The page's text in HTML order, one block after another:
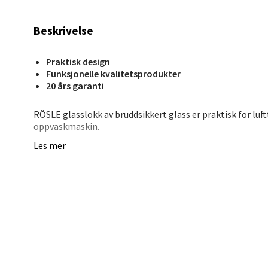
Beskrivelse
Praktisk design
Funksjonelle kvalitetsprodukter
20 års garanti
RÖSLE glasslokk av bruddsikkert glass er praktisk for
oppvaskmaskin.
Les mer
Åpent